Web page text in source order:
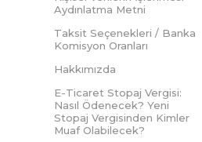
Aydınlatma Metni
Taksit Seçenekleri / Banka
Komisyon Oranları
Hakkımızda
E-Ticaret Stopaj Vergisi:
Nasıl Ödenecek? Yeni
Stopaj Vergisinden Kimler
Muaf Olabilecek?